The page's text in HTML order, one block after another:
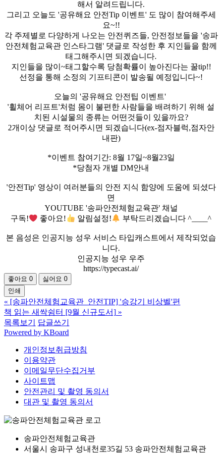
해서 알려드립니다.
그리고 오늘도 '공유해요 안전Tip 이벤트' 도 많이 참여해주세
요~!!
각 주제별로 다양하게 나오는 안전퀴즈들, 안전정보들을 '송파
안전체험교육관 인스타그램' 댓글로 작성한 후 지인들을 함께
태그해주시면 되겠습니다.
지인들을 많이~태그할수록 당첨확률이 높아진다는 꿀tip!!
선정을 통해 소정의 기프티콘이 발송될 예정입니다~!
오늘의 '공유해요 안전팁 이벤트'
'휠체어 리프트'처럼 몸이 불편한 사람들을 배려하기 위해 설
치된 시설물의 종류는 어떤것들이 있을까요?
2개이상 댓글로 적어주시면 되겠습니다(ex-점자블럭,점자안
내판)
*이벤트 참여기간: 8월 17일~8월23일
*당첨자 개별 DM안내
'안전Tip' 영상이 여러분들의 안전 지식 함양에 도움에 되셨다
면
YOUTUBE '송파안전체험교육관' 채널
구독!
좋아요! 알림설정! 부탁드리겠습니다 ^____^
본 음성은 인공지능 성우 서비스 타입캐스트에서 제작되었습
니다.
인공지능 성우 우주
https://typecast.ai/
좋아요 0 싫어요 0
인쇄
« [송파안전체험교육관_안전TIP] '승강기 비상벨'편
책 읽는 새싹쉼터 [9월 신규도서] »
목록보기
답글쓰기
Powered by KBoard
개인정보취급방침
이용약관
이메일무단수집거부
사이트맵
안전관리 및 촬영 동의서
대관 및 촬영 동의서
송파안전체험교육관
서울시 송파구 성내천로35길 53 송파안전체험교육관